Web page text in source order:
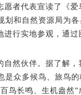
者代表宣读了《
和自然资源局为
行实地参观，通
然伙伴。据了解
众多候鸟、旅鸟
鸟长鸣、生机盎然”